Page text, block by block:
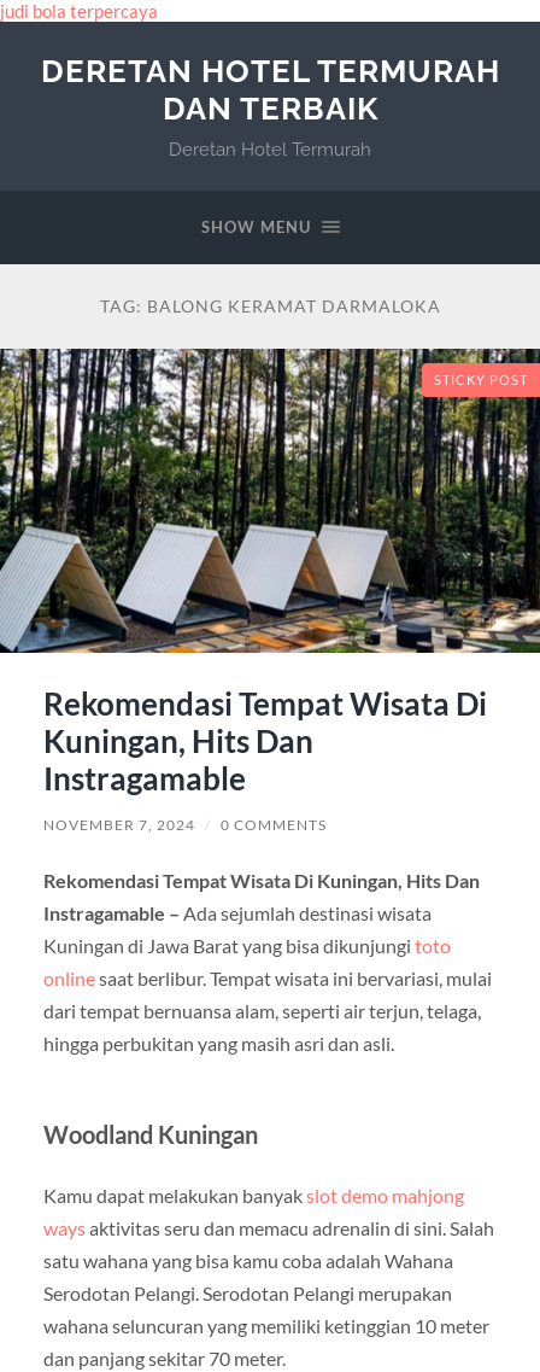
judi bola terpercaya
DERETAN HOTEL TERMURAH
DAN TERBAIK
Deretan Hotel Termurah
SHOW MENU
TAG: BALONG KERAMAT DARMALOKA
STICKY POST
Rekomendasi Tempat Wisata Di
Kuningan, Hits Dan
Instragamable
NOVEMBER 7, 2024 / 0 COMMENTS
Rekomendasi Tempat Wisata Di Kuningan, Hits Dan
Instragamable – Ada sejumlah destinasi wisata
Kuningan di Jawa Barat yang bisa dikunjungi toto
onlinesaat berlibur. Tempat wisata ini bervariasi, mulai
dari tempat bernuansa alam, seperti air terjun, telaga,
hingga perbukitan yang masih asri dan asli.
Woodland Kuningan
Kamu dapat melakukan banyakslot demo mahjong
waysaktivitas seru dan memacu adrenalin di sini. Salah
satu wahana yang bisa kamu coba adalah Wahana
Serodotan Pelangi. Serodotan Pelangi merupakan
wahana seluncuran yang memiliki ketinggian 10 meter
dan panjang sekitar 70 meter.